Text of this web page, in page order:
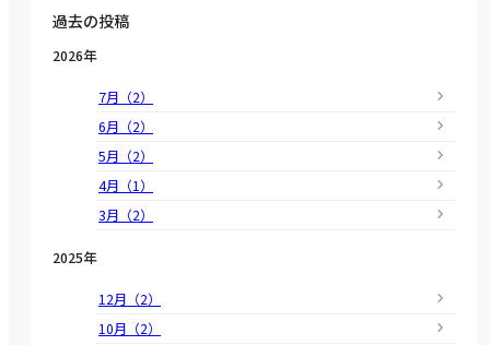
過去の投稿
2026年
7月（2）
6月（2）
5月（2）
4月（1）
3月（2）
2025年
12月（2）
10月（2）